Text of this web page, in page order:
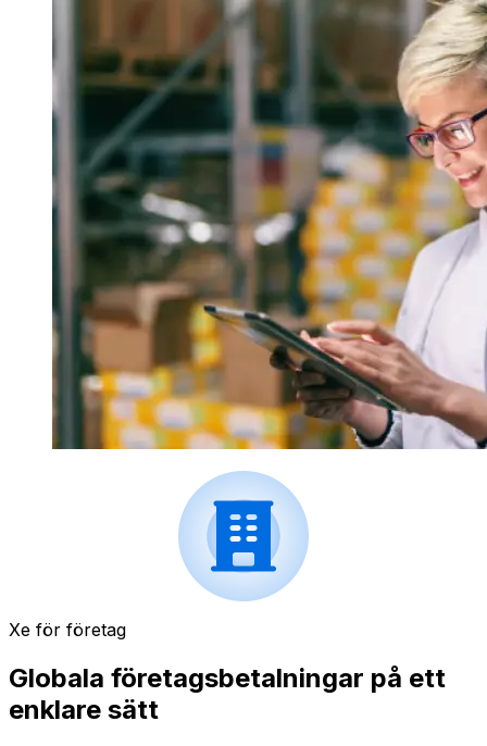
Xe för företag
Globala företagsbetalningar på ett
enklare sätt